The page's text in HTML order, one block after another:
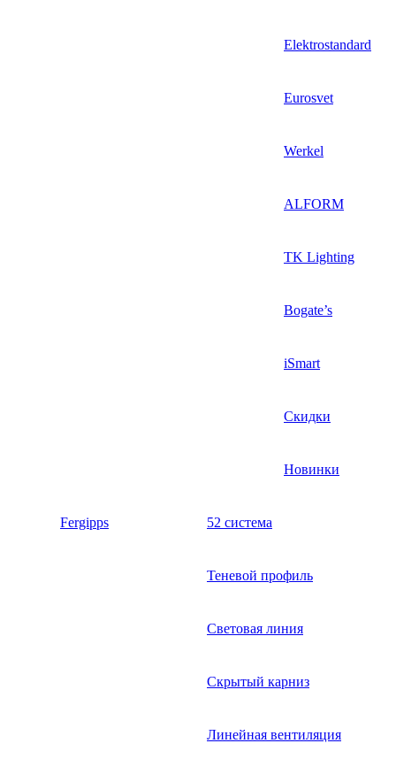
Elektrostandard
Eurosvet
Werkel
ALFORM
TK Lighting
Bogate’s
iSmart
Скидки
Новинки
Fergipps 52 система
Теневой профиль
Световая линия
Скрытый карниз
Линейная вентиляция